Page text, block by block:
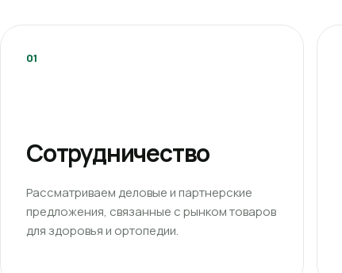
01
Сотрудничество
Рассматриваем деловые и партнерские
предложения, связанные с рынком товаров
для здоровья и ортопедии.